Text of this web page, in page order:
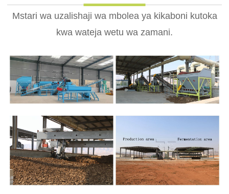
Mstari wa uzalishaji wa mbolea ya kikaboni kutoka
kwa wateja wetu wa zamani.